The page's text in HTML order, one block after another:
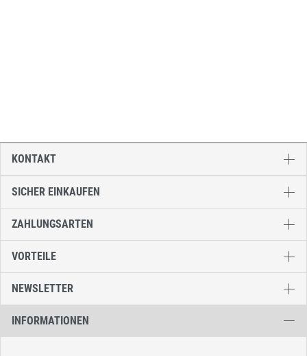
SICHER EINKAUFEN
ZAHLUNGSARTEN
VORTEILE
NEWSLETTER
INFORMATIONEN
KONTAKT